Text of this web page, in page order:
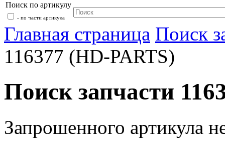
Поиск по артикулу
- по части артикула
Главная страница Поиск
116377 (HD-PARTS)
Поиск запчасти
Запрошенного артикула